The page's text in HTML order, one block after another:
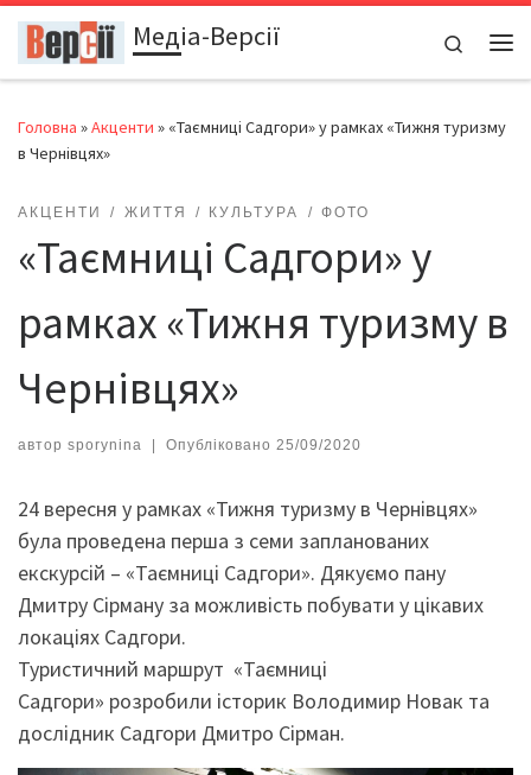
Перейти до вмістуМедіа-Версії
Search
Головна »Акценти » «Таємниці Садгори» у рамках «Тижня туризму
в Чернівцях»
АКЦЕНТИ ЖИТТЯ КУЛЬТУРА ФОТО
«Таємниці Садгори» у
рамках «Тижня туризму в
Чернівцях»
автор sporynina | Опубліковано 25/09/2020
24 вересня у рамках «Тижня туризму в Чернівцях»
була проведена перша з семи запланованих
екскурсій – «Таємниці Садгори». Дякуємо пану
Дмитру Сірману за можливість побувати у цікавих
локаціях Садгори.
Туристичний маршрут «Таємниці
Садгори» розробили історик Володимир Новак та
дослідник Садгори Дмитро Сірман.